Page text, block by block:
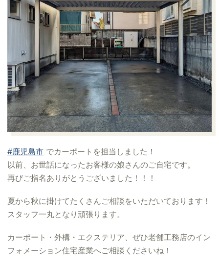
#鹿児島市 でカーポートを担当しました！
以前、お世話になったお客様の娘さんのご自宅です。
再びご指名ありがとうございました！！！
夏から秋に掛けてたくさんご相談をいただいております！
スタッフ一丸となり頑張ります。
カーポート・外構・エクステリア、ぜひ老舗工務店のイン
フォメーション住宅産業へご相談くださいね！